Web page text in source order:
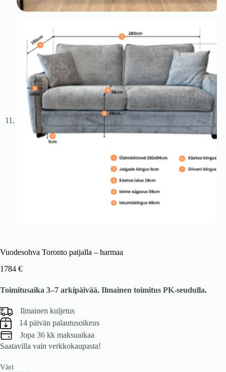
Vuodesohva Toronto patjalla – harmaa
1784 €
Toimitusaika 3–7 arkipäivää. Ilmainen toimitus PK-seudulla.
Ilmainen kuljetus
14 päivän palautusoikeus
Jopa 36 kk maksuaikaa
Saatavilla vain verkkokaupasta!
Väri